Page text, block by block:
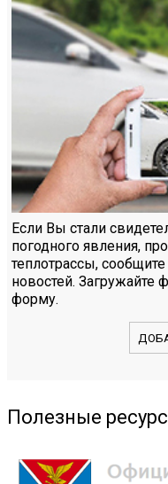
Если Вы стали
погодного явления,
теплотрассы,
новостей. Загружайте
форму.
Полезные